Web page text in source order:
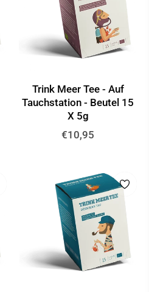
Trink Meer Tee - Auf
Tauchstation - Beutel 15
X 5g
Normaler
€10,95